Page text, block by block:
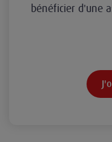
bénéficier d'une